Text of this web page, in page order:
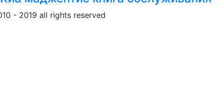
- 2019 all rights reserved